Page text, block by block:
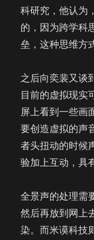
科研究，他认为
的，因为跨学科
垒，这种思维方
之后向奕裴又谈
目前的虚拟现实
屏上看到一些画
要创造虚拟的声
者头扭动的时候
验加上互动，具
全景声的处理需
然后再放到网上
染。而米谟科技